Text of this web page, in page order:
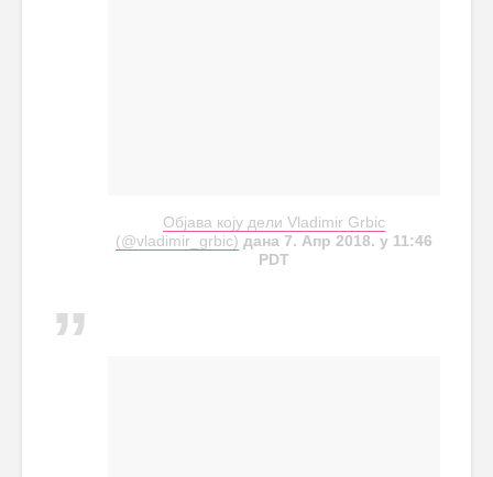
Објава коју дели Vladimir Grbic
(@vladimir_grbic) дана 7. Апр 2018. у 11:46
PDT